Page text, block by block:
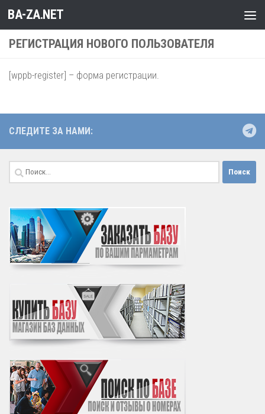
Перейти к содержимому
BA-ZA.NET
РЕГИСТРАЦИЯ НОВОГО ПОЛЬЗОВАТЕЛЯ
[wppb-register] – форма регистрации.
СЛЕДИТЕ ЗА НАМИ:
Найти: